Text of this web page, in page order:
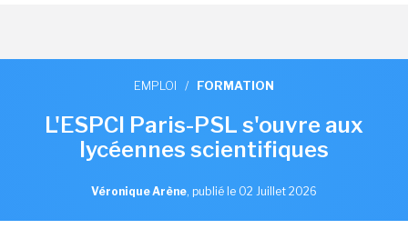
EMPLOI / FORMATION
L'ESPCI Paris-PSL s'ouvre aux
lycéennes scientifiques
Véronique Arène, publié le 02 Juillet 2026